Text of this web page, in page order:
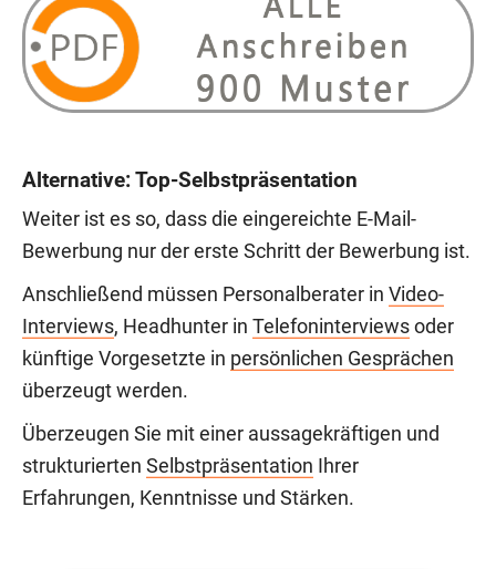
Alternative: Top-Selbstpräsentation
Weiter ist es so, dass die eingereichte E-Mail-
Bewerbung nur der erste Schritt der Bewerbung ist.
Anschließend müssen Personalberater in Video-
Interviews, Headhunter in Telefoninterviews oder
künftige Vorgesetzte in persönlichen Gesprächen
überzeugt werden.
Überzeugen Sie mit einer aussagekräftigen und
strukturierten Selbstpräsentation Ihrer
Erfahrungen, Kenntnisse und Stärken.